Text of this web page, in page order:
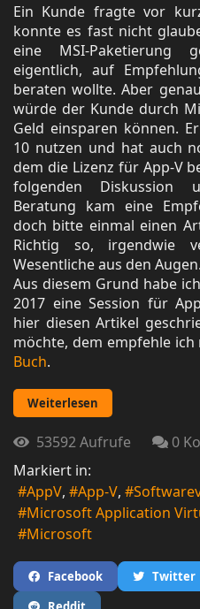
Ein Kunde fragte vor
konnte es fast nicht
eine MSI-
eigentlich, auf
beraten wollte. Aber
würde der Kunde durch
Geld einsparen können.
10 nutzen und hat auch
dem die Lizenz für App-V
folgenden Diskussion
Beratung kam eine
doch bitte einmal einen
Richtig so, irgendwie
Wesentliche aus den Augen.
Aus diesem Grund habe
2017 eine Session für
hier diesen Artikel
möchte, dem empfehle
Buch.
Weiterlesen
53592 Aufrufe
0
Markiert in:
AppV
App-V
Microsoft Application
Microsoft
Facebook Twitter